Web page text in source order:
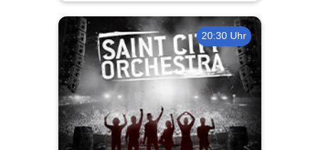
20:30 Uhr